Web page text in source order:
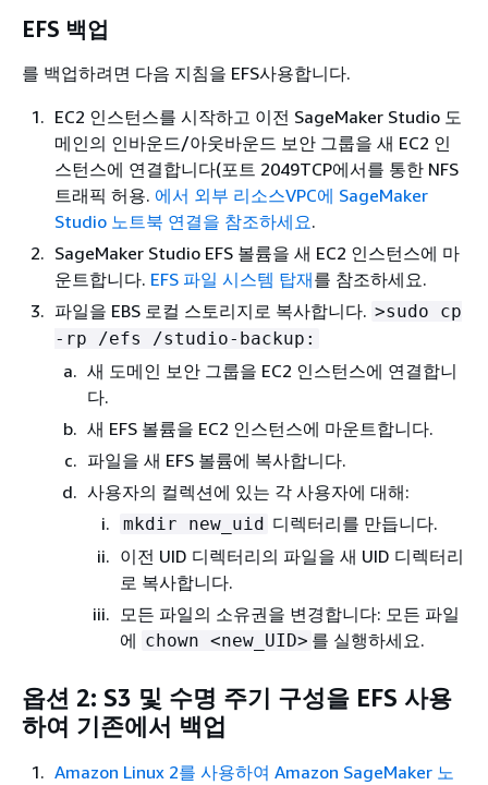
EFS 백업
를 백업하려면 다음 지침을 EFS사용합니다.
EC2 인스턴스를 시작하고 이전 SageMaker Studio 도
메인의 인바운드/아웃바운드 보안 그룹을 새 EC2 인
스턴스에 연결합니다(포트 2049TCP에서를 통한 NFS
트래픽 허용. 에서 외부 리소스VPC에 SageMaker
Studio 노트북 연결을 참조하세요.
SageMaker Studio EFS 볼륨을 새 EC2 인스턴스에 마
운트합니다. EFS 파일 시스템 탑재를 참조하세요.
파일을 EBS 로컬 스토리지로 복사합니다. >sudo cp
-rp /efs /studio-backup:
새 도메인 보안 그룹을 EC2 인스턴스에 연결합니
다.
새 EFS 볼륨을 EC2 인스턴스에 마운트합니다.
파일을 새 EFS 볼륨에 복사합니다.
사용자의 컬렉션에 있는 각 사용자에 대해:
mkdir new_uid 디렉터리를 만듭니다.
이전 UID 디렉터리의 파일을 새 UID 디렉터리
로 복사합니다.
모든 파일의 소유권을 변경합니다: 모든 파일
에 chown <new_UID> 를 실행하세요.
옵션 2: S3 및 수명 주기 구성을 EFS 사용
하여 기존에서 백업
Amazon Linux 2를 사용하여 Amazon SageMaker 노